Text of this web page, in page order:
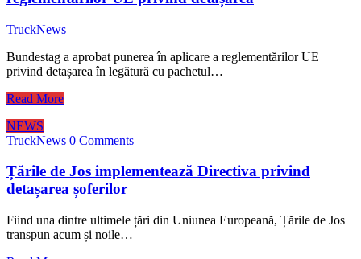
TruckNews
Bundestag a aprobat punerea în aplicare a reglementărilor UE
privind detașarea în legătură cu pachetul…
Read More
NEWS
TruckNews 0 Comments
Țările de Jos implementează Directiva privind
detașarea șoferilor
Fiind una dintre ultimele țări din Uniunea Europeană, Țările de Jos
transpun acum și noile…